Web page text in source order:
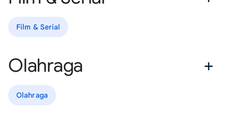
Film & Serial
Olahraga
Olahraga